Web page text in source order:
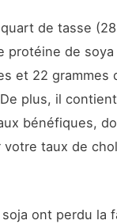
de tasse
protéine de
et 22 grammes
plus, il
bénéfiques,
votre taux de
ont perdu la